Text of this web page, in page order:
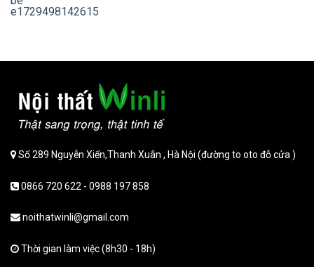
Số 289 Nguyễn Xiển,Thanh Xuân , Hà Nội (đường to oto đỗ cửa )
0866 720 622 - 0988 197 858
noithatwinli@gmail.com
Thời gian làm việc (8h30 - 18h)